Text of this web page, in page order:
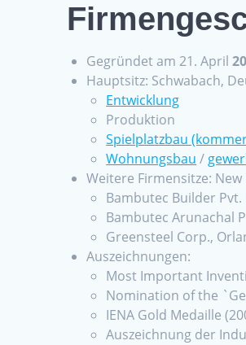
Gegründet am 21. April
Hauptsitz: Schwabach,
Entwicklung
Produktion
Spielplatzbau
Wohnungsbau /
Weitere Firmensitze:
Bambutec Builder
Bambutec Arunachal
Greensteel Corp.,
Auszeichnungen:
Most Important
Nomination of the
IENA Gold Medaille
Auszeichnung der